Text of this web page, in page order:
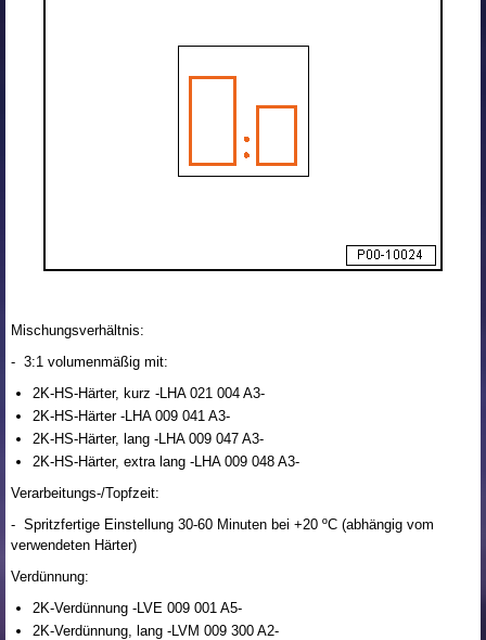
Mischungsverhältnis:
- 3:1 volumenmäßig mit:
2K-HS-Härter, kurz -LHA 021 004 A3-
2K-HS-Härter -LHA 009 041 A3-
2K-HS-Härter, lang -LHA 009 047 A3-
2K-HS-Härter, extra lang -LHA 009 048 A3-
Verarbeitungs-/Topfzeit:
- Spritzfertige Einstellung 30-60 Minuten bei +20 ºC (abhängig vom
verwendeten Härter)
Verdünnung:
2K-Verdünnung -LVE 009 001 A5-
2K-Verdünnung, lang -LVM 009 300 A2-